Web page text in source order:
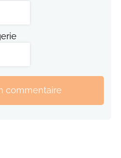
commentaire